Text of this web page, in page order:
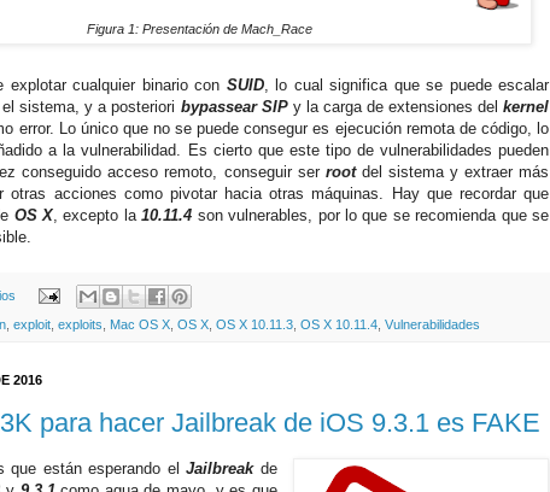
Figura 1: Presentación de Mach_Race
explotar cualquier binario con SUID, lo cual significa que se puede escalar
sistema, y a posteriori bypassear SIPy la carga de extensiones delkernel
error. Lo único que no se puede consegur es ejecución remota de código, lo
a la vulnerabilidad. Es cierto que este tipo de vulnerabilidades pueden
conseguido acceso remoto, conseguir ser root del sistema y extraer más
otras acciones como pivotar hacia otras máquinas. Hay que recordar que
OS X , excepto la 10.11.4 son vulnerables, por lo que se recomienda que se
exploit exploits Mac OS X OS X OS X 10.11.3 OS X 10.11.4 Vulnerabilidades
2016
para hacer Jailbreak de iOS 9.3.1 es FAKE
que están esperando elJailbreak de